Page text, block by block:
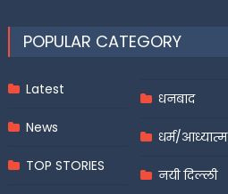
POPULAR CATEGORY
Latest
News
TOP STORIES
धनबाद
धर्म/आध्यात्म
नयी दिल्ली